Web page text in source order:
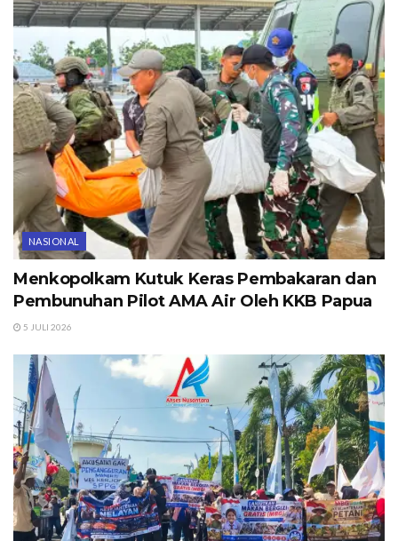
NASIONAL
Menkopolkam Kutuk Keras Pembakaran dan
Pembunuhan Pilot AMA Air Oleh KKB Papua
5 JULI 2026